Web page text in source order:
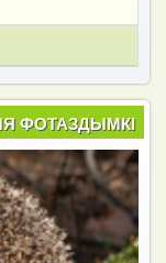
ФОТАЗДЫМКІ